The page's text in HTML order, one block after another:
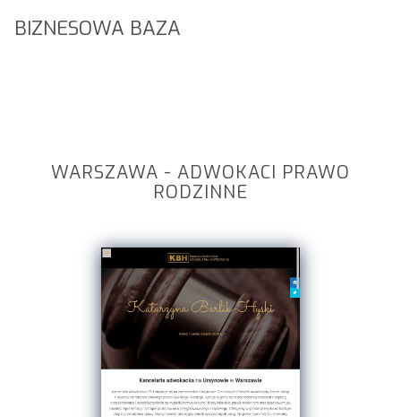
BIZNESOWA BAZA
WARSZAWA - ADWOKACI PRAWO
RODZINNE